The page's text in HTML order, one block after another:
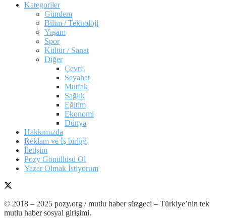
Kategoriler
Gündem
Bilim / Teknoloji
Yaşam
Spor
Kültür / Sanat
Diğer
Çevre
Seyahat
Mutfak
Sağlık
Eğitim
Ekonomi
Dünya
Hakkımızda
Reklam ve İş birliği
İletişim
Pozy Gönüllüsü Ol
Yazar Olmak İstiyorum
© 2018 – 2025 pozy.org / mutlu haber süzgeci – Türkiye’nin tek
mutlu haber sosyal girişimi.